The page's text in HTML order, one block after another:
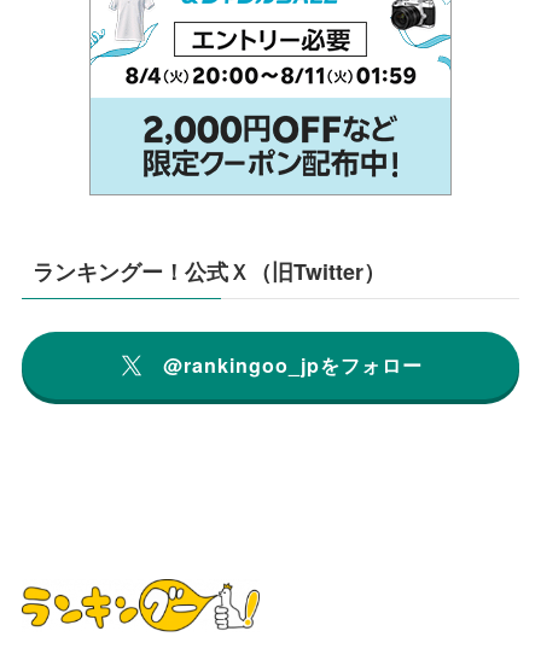
ランキングー！公式Ｘ（旧Twitter）
@rankingoo_jpをフォロー